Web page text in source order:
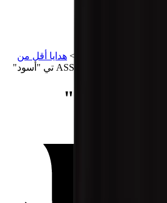
> هدايا أقل من
ASSC Kkoch تي "أسود"